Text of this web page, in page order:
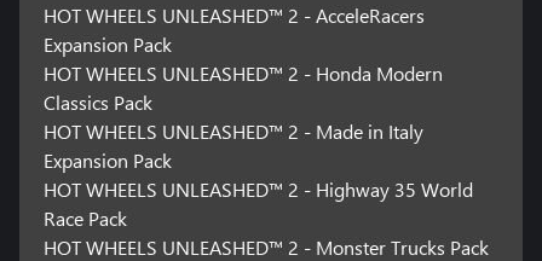
HOT WHEELS UNLEASHED™ 2 - AcceleRacers
Expansion Pack
HOT WHEELS UNLEASHED™ 2 - Honda Modern
Classics Pack
HOT WHEELS UNLEASHED™ 2 - Made in Italy
Expansion Pack
HOT WHEELS UNLEASHED™ 2 - Highway 35 World
Race Pack
HOT WHEELS UNLEASHED™ 2 - Monster Trucks Pack